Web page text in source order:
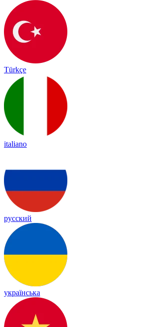
Türkçe
italiano
русский
українська